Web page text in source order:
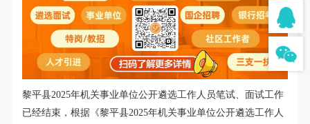
黎平县2025年机关事业单位公开遴选工作人员笔试、 面试工作
已经结束， 根据《黎平县2025年机关事业单位公开遴选工作人